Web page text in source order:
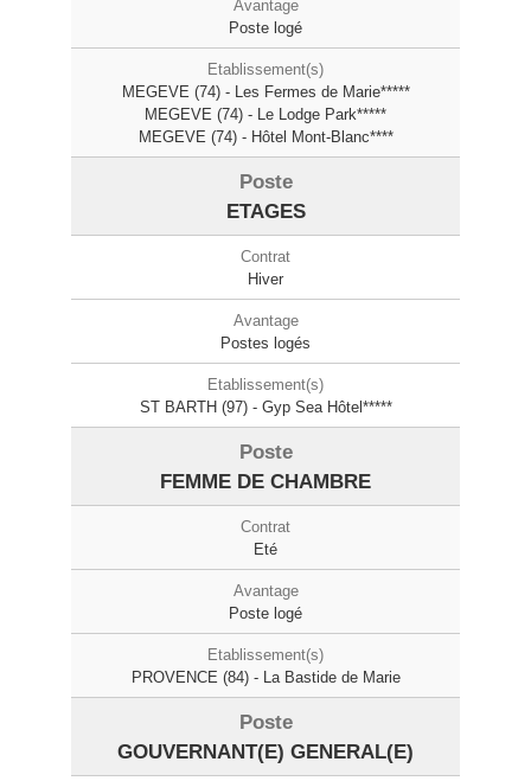
Poste logé
MEGEVE (74) - Les Fermes de Marie*****
MEGEVE (74) - Le Lodge Park*****
MEGEVE (74) - Hôtel Mont-Blanc****
ETAGES
Hiver
Postes logés
ST BARTH (97) - Gyp Sea Hôtel*****
FEMME DE CHAMBRE
Eté
Poste logé
PROVENCE (84) - La Bastide de Marie
GOUVERNANT(E) GENERAL(E)